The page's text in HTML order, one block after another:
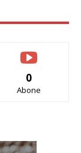
0
Abone